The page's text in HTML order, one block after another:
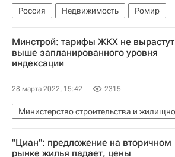
Россия Недвижимость Ромир
Минстрой: тарифы ЖКХ не вырастут
выше запланированного уровня
индексации
28 марта 2022, 15:42 2315
ЖКХ
Тарифы Ирек Файзуллин
"Циан": предложение на вторичном
рынке жилья падает, цены